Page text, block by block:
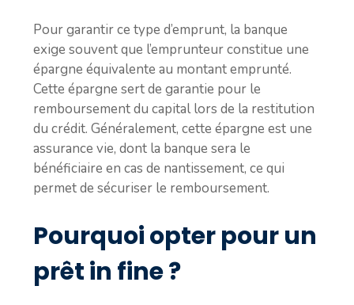
Pour garantir ce type d’emprunt, la banque
exige souvent que l’emprunteur constitue une
épargne équivalente au montant emprunté.
Cette épargne sert de garantie pour le
remboursement du capital lors de la restitution
du crédit. Généralement, cette épargne est une
assurance vie, dont la banque sera le
bénéficiaire en cas de nantissement, ce qui
permet de sécuriser le remboursement.
Pourquoi opter pour un
prêt in fine ?